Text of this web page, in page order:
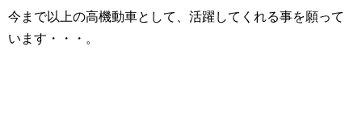
今まで以上の高機動車として、活躍してくれる事を願って
います・・・。